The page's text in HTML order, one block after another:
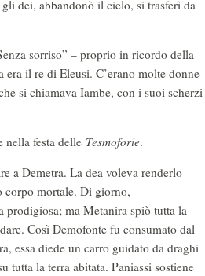
dei, abbandonò il cielo, si trasferì da
sorriso” – proprio in ricordo della
era il re di Eleusi. C’erano molte donne
si chiamava Iambe, con i suoi scherzi
nella festa delle Tesmoforie.
a Demetra. La dea voleva renderlo
corpo mortale. Di giorno,
prodigiosa; ma Metanira spiò tutta la
Così Demofonte fu consumato dal
essa diede un carro guidato da draghi
tutta la terra abitata. Paniassi sostiene